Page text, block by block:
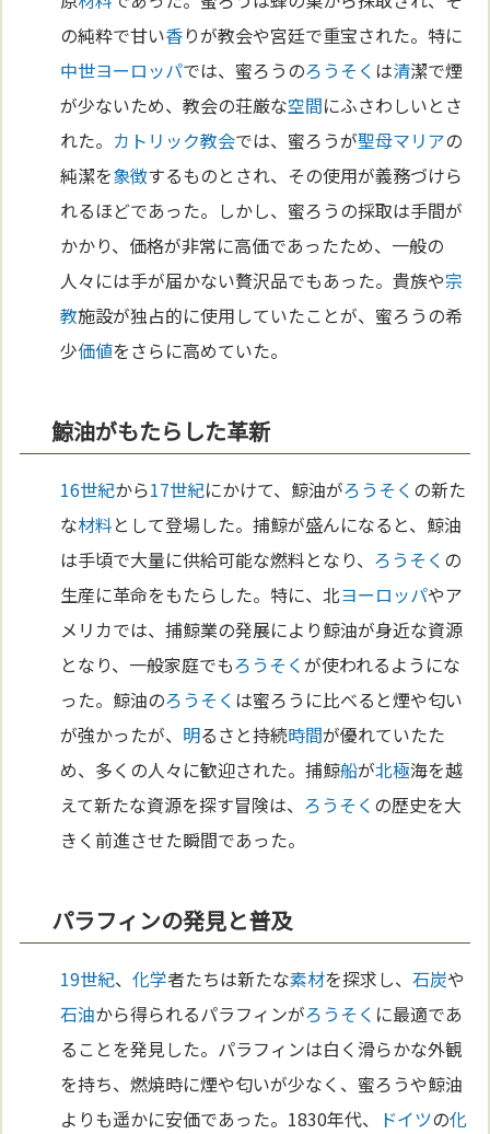
の純粋で甘い香りが教会や宮廷で重宝された。特に
中世ヨーロッパでは、蜜ろうのろうそく は清潔で煙
が少ないため、教会の荘厳な空間にふさわしいとさ
れた。 カトリック教会では、蜜ろうが聖母マリアの
純潔を象徴するものとされ、その使用が義務づけら
れるほどであった。しかし、蜜ろうの採取は手間が
かかり、価格が非常に高価であったため、一般の
人々には手が届かない贅沢品でもあった。貴族や宗
教施設が独占的に使用していたことが、蜜ろうの希
少価値をさらに高めていた。
鯨油がもたらした革新
16世紀から17世紀にかけて、鯨油がろうそく の新た
な材料として登場した。捕鯨が盛んになると、鯨油
は手頃で大量に供給可能な燃料となり、 ろうそく の
生産に革命をもたらした。特に、北ヨーロッパやア
メリカでは、捕鯨業の発展により鯨油が身近な資源
となり、一般家庭でもろうそくが使われるようにな
った。鯨油のろうそく は蜜ろうに比べると煙や匂い
が強かったが、 明るさと持続時間が優れていたた
め、多くの人々に歓迎された。捕鯨船が北極海を越
えて新たな資源を探す冒険は、 ろうそく の歴史を大
きく前進させた瞬間であった。
パラフィンの発見と普及
19世紀、化学者たちは新たな素材を探求し、石炭や
石油から得られるパラフィンがろうそく に最適であ
ることを発見した。パラフィンは白く滑らかな外観
を持ち、燃焼時に煙や匂いが少なく、蜜ろうや鯨油
よりも遥かに安価であった。1830年代、
ドイツの化